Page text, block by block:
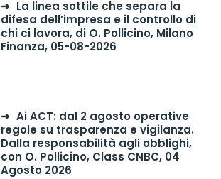
La linea sottile che separa la
difesa dell’impresa e il controllo di
chi ci lavora, di O. Pollicino, Milano
Finanza, 05-08-2026
Ai ACT: dal 2 agosto operative
regole su trasparenza e vigilanza.
Dalla responsabilità agli obblighi,
con O. Pollicino, Class CNBC, 04
Agosto 2026